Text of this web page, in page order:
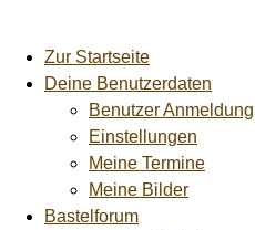
Zur Startseite
Deine Benutzerdaten
Benutzer Anmeldung
Einstellungen
Meine Termine
Meine Bilder
Bastelforum